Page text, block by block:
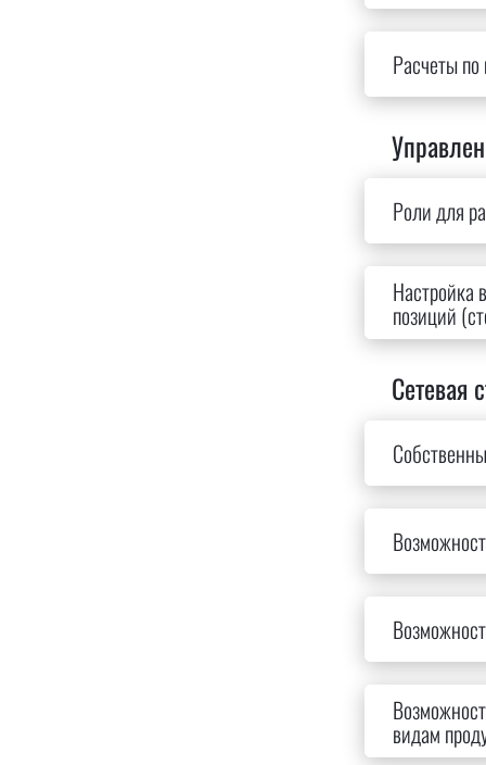
Расчеты по
Роли для
Настройка
позиций
Сетевая
видам